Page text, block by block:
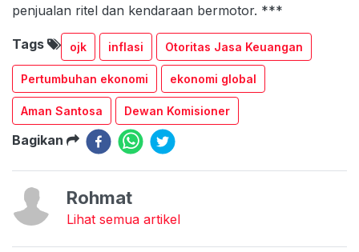
penjualan ritel dan kendaraan bermotor. ***
Tags ojk inflasi Otoritas Jasa Keuangan
Pertumbuhan ekonomi ekonomi global
Aman Santosa Dewan Komisioner
Bagikan
Rohmat
Lihat semua artikel